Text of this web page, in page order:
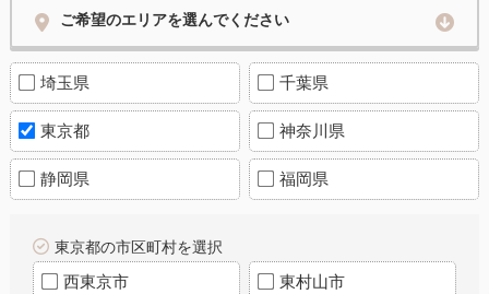
ご希望のエリアを選んでください
埼玉県 千葉県
東京都 神奈川県
静岡県 福岡県
東京都の市区町村を選択
西東京市 東村山市